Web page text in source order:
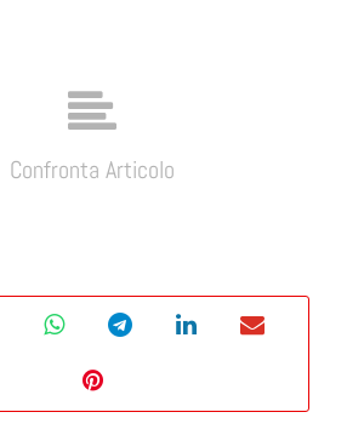
Confronta Articolo